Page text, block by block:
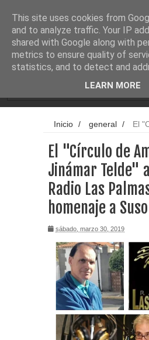
Cargando...
Inicio / general /
El
el homenaje a Suso
El "Círculo de
Jinámar Telde"
Radio Las
homenaje a Suso
sábado, marzo 30, 2019
This site uses cookies from
and to analyze traffic. Your IP
shared with Google along with
metrics to ensure quality of
statistics, and to detect and
LEARN MORE